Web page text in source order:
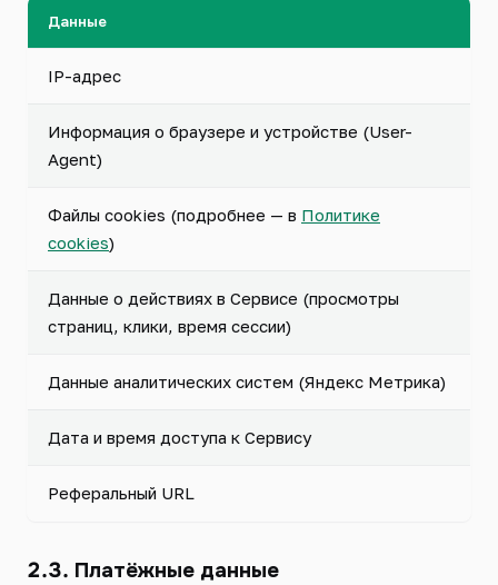
Данные
IP-адрес
Информация о браузере и устройстве (User-
Agent)
Файлы cookies (подробнее — в Политике
cookies)
Данные о действиях в Сервисе (просмотры
страниц, клики, время сессии)
Данные аналитических систем (Яндекс Метрика)
Дата и время доступа к Сервису
Реферальный URL
2.3. Платёжные данные